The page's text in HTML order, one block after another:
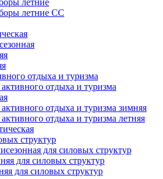
летние
летние СС
отдыха и туризма
отдыха и туризма
отдыха и туризма зимняя
отдыха и туризма летняя
структур
для силовых структур
для силовых структур
для силовых структур